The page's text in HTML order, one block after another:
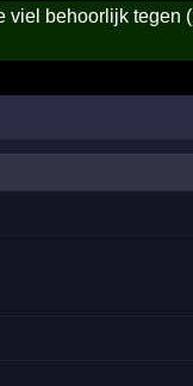
viel behoorlijk tegen